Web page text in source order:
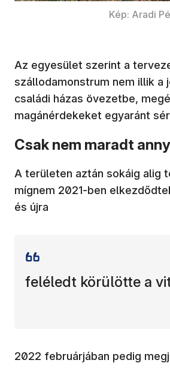
Kép: Aradi
Az egyesület szerint a
szállodamonstrum nem illik a
családi házas övezetbe,
magánérdekeket egyaránt
Csak nem maradt
A területen aztán sokáig alig
mígnem 2021-ben
és újra
feléledt körülötte a
2022 februárjában pedig